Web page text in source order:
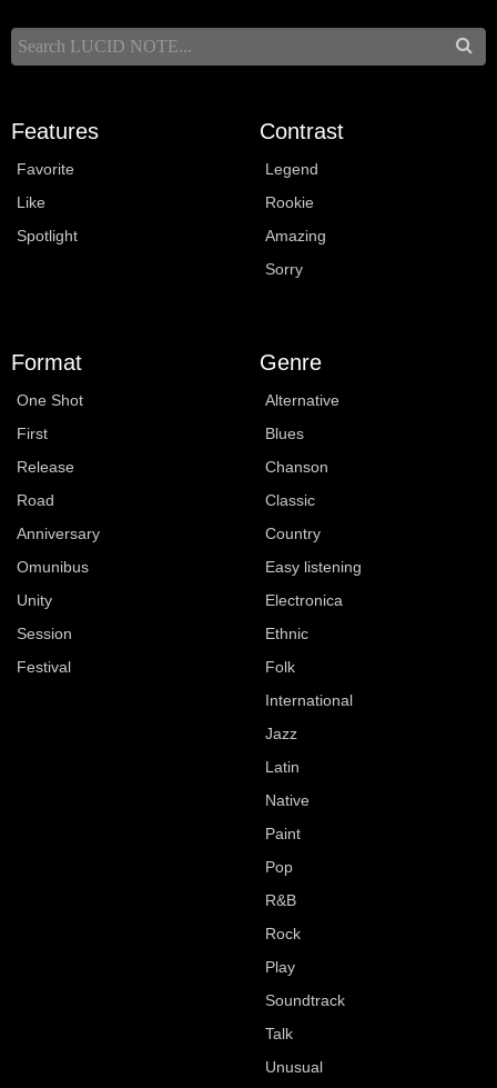
Features
Favorite
Like
Spotlight
Contrast
Legend
Rookie
Amazing
Sorry
Format
One Shot
First
Release
Road
Anniversary
Omunibus
Unity
Session
Festival
Genre
Alternative
Blues
Chanson
Classic
Country
Easy listening
Electronica
Ethnic
Folk
International
Jazz
Latin
Native
Paint
Pop
R&B
Rock
Play
Soundtrack
Talk
Unusual